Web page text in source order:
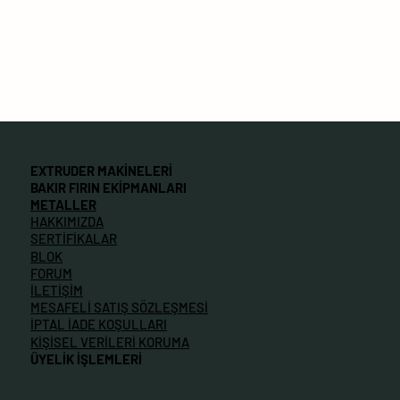
EXTRUDER MAKİNELERİ
SERTİFİKALAR
BAKIR FIRIN EKİPMANLARI
HAKKIMIZDA
BLOK
METALLER
FORUM
İLETİŞİM
MESAFELİ SATIŞ SÖZLEŞMESİ
İPTAL İADE KOŞULLARI
KİŞİSEL VERİLERİ KORUMA
ÜYELİK İŞLEMLERİ